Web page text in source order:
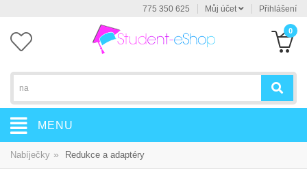
775 350 625 Můj účet Přihlášení
0
MENU
Nabíječky » Redukce a adaptéry